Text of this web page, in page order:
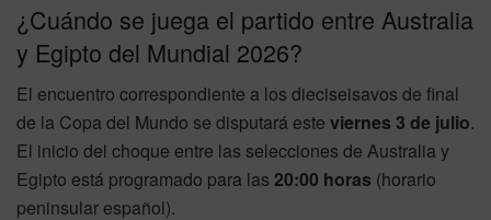
¿Cuándo se juega el partido entre Australia
y Egipto del Mundial 2026?
El encuentro correspondiente a los dieciseisavos de final
de la Copa del Mundo se disputará este viernes 3 de julio.
El inicio del choque entre las selecciones de Australia y
Egipto está programado para las 20:00 horas (horario
peninsular español).